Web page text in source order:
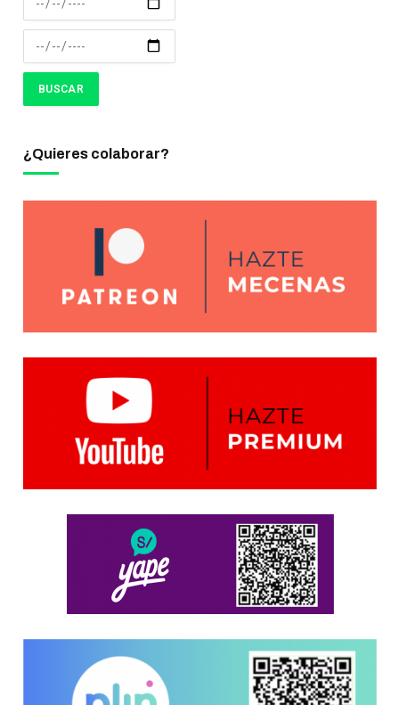
¿Quieres colaborar?